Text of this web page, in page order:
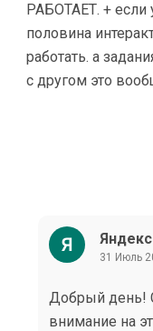
РАБОТАЕТ. + если
половина
работать. а
с другом это
31 Июль
Добрый день!
внимание на